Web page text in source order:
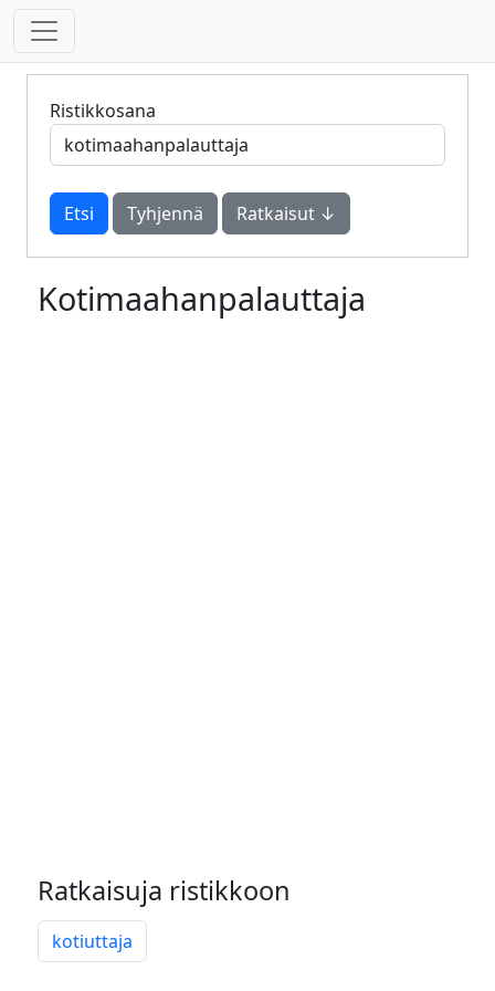
Ristikkosana
Tyhjennä Ratkaisut ↓
Kotimaahanpalauttaja
Ratkaisuja ristikkoon
kotiuttaja